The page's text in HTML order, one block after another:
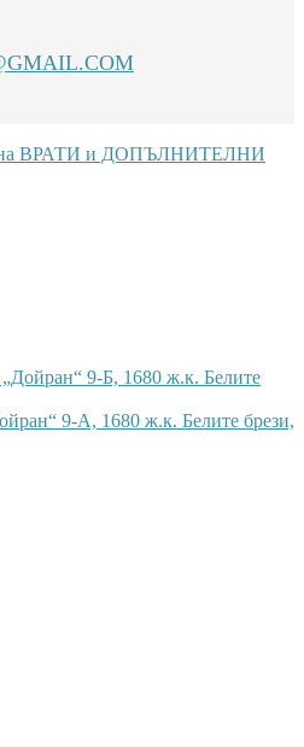
ВРАТИ и ДОПЪЛНИТЕЛНИ
9-Б, 1680 ж.к. Белите
9-А, 1680 ж.к. Белите брези,